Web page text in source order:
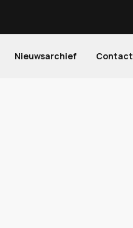
Nieuwsarchief Contact